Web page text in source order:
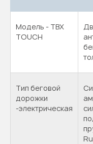
Модель - TBX
TOUCH
Тип беговой
дорожки
-электрическая